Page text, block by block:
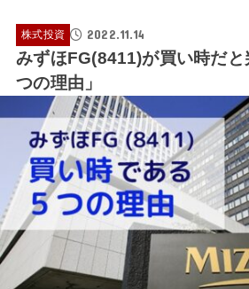
株式投資 2022.11.14
みずほFG(8411)が買い時だと
つの理由」